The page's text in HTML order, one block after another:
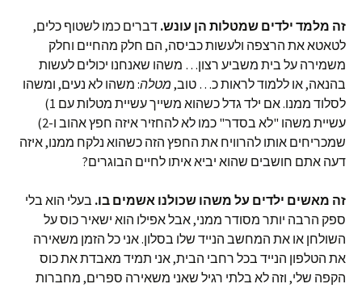
זה מלמד ילדים שמטלות הן עונש. דברים כמו לשטוף כלים,
לטאטא את הרצפה ולעשות כביסה, הם חלק מהחיים וחלק
משמירה על בית משביע רצון… משהו שאנחנו יכולים לעשות
בהנאה, או ללמוד לראות כ… טוב, מטלה: משהו לא נעים, ומשהו
לסלוד ממנו. אם ילד גדל כשהוא משייך עשיית מטלות עם 1)
עשיית משהו "לא בסדר" כמו לא להחזיר איזה חפץ אהוב ו-2)
שמכריחים אותו להרוויח את החפץ הזה כשהוא נלקח ממנו, איזה
דעה אתם חושבים שהוא יביא איתו לחיים הבוגרים?
זה מאשים ילדים על משהו שכולנו אשמים בו. בעלי הוא בלי
ספק הרבה יותר מסודר ממני, אבל אפילו הוא ישאיר כוס על
השולחן או את המחשב הנייד שלו בסלון. אני כל הזמן משאירה
את הטלפון הנייד בכל רחבי הבית, אני תמיד מאבדת את כוס
הקפה שלי, וזה לא בלתי רגיל שאני משאירה ספרים, מחברות